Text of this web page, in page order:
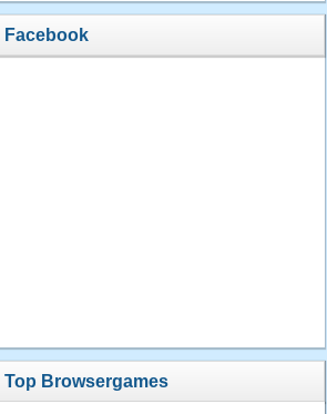
Facebook
Top Browsergames